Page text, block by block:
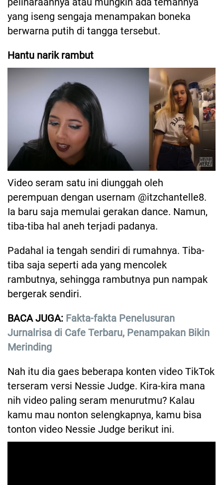
yang iseng sengaja menampakan boneka
berwarna putih di tangga tersebut.
Hantu narik rambut
Video seram satu ini diunggah oleh
perempuan dengan usernam @itzchantelle8.
Ia baru saja memulai gerakan dance. Namun,
tiba-tiba hal aneh terjadi padanya.
Padahal ia tengah sendiri di rumahnya. Tiba-
tiba saja seperti ada yang mencolek
rambutnya, sehingga rambutnya pun nampak
bergerak sendiri.
BACA JUGA: Fakta-fakta Penelusuran
Jurnalrisa di Cafe Terbaru, Penampakan Bikin
Merinding
Nah itu dia gaes beberapa konten video TikTok
terseram versi Nessie Judge. Kira-kira mana
nih video paling seram menurutmu? Kalau
kamu mau nonton selengkapnya, kamu bisa
tonton video Nessie Judge berikut ini.